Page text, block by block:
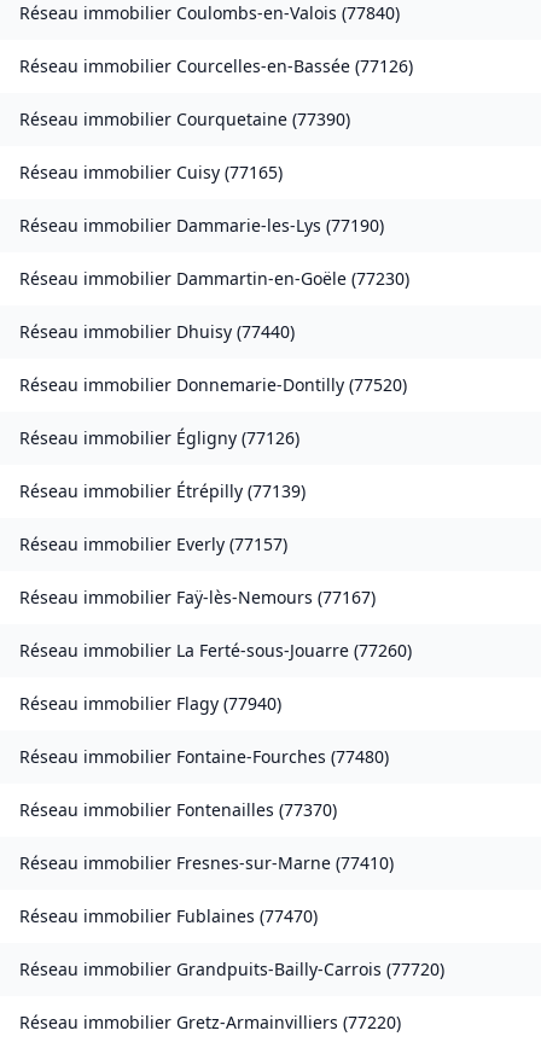
Réseau immobilier Coulombs-en-Valois (77840)
Réseau immobilier Courcelles-en-Bassée (77126)
Réseau immobilier Courquetaine (77390)
Réseau immobilier Cuisy (77165)
Réseau immobilier Dammarie-les-Lys (77190)
Réseau immobilier Dammartin-en-Goële (77230)
Réseau immobilier Dhuisy (77440)
Réseau immobilier Donnemarie-Dontilly (77520)
Réseau immobilier Égligny (77126)
Réseau immobilier Étrépilly (77139)
Réseau immobilier Everly (77157)
Réseau immobilier Faÿ-lès-Nemours (77167)
Réseau immobilier La Ferté-sous-Jouarre (77260)
Réseau immobilier Flagy (77940)
Réseau immobilier Fontaine-Fourches (77480)
Réseau immobilier Fontenailles (77370)
Réseau immobilier Fresnes-sur-Marne (77410)
Réseau immobilier Fublaines (77470)
Réseau immobilier Grandpuits-Bailly-Carrois (77720)
Réseau immobilier Gretz-Armainvilliers (77220)